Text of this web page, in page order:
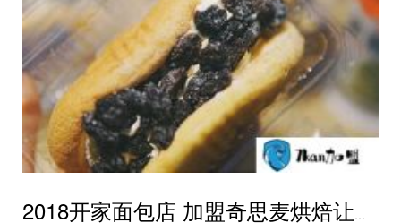
2018开家面包店 加盟奇思麦烘焙让您无忧创业